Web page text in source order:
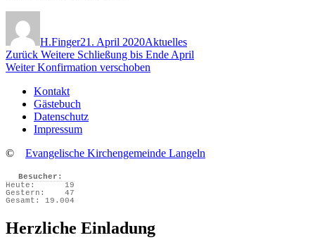
H.Finger21. April 2020Aktuelles
Beitragsnavigation
Zurück Vorheriger
Beitrag:
Weitere Schließung bis Ende April
Weiter Nächster
Konfirmation verschoben
Kontakt
Gästebuch
Datenschutz
Impressum
© Evangelische Kirchengemeinde Langeln
Besucher:
Heute:
19
Gestern:
47
Gesamt:
19.004
Herzliche Einladung